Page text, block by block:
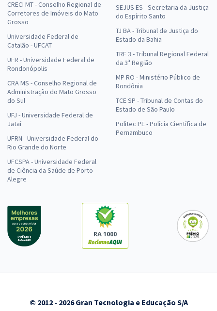
CRECI MT - Conselho Regional de
Corretores de Imóveis do Mato
Grosso
Universidade Federal de
Catalão - UFCAT
UFR - Universidade Federal de
Rondonópolis
CRA MS - Conselho Regional de
Administração do Mato Grosso
do Sul
UFJ - Universidade Federal de
Jataí
UFRN - Universidade Federal do
Rio Grande do Norte
UFCSPA - Universidade Federal
de Ciência da Saúde de Porto
Alegre
SEJUS ES - Secretaria da Justiça
do Espírito Santo
TJ BA - Tribunal de Justiça do
Estado da Bahia
TRF 3 - Tribunal Regional Federal
da 3ª Região
MP RO - Ministério Público de
Rondônia
TCE SP - Tribunal de Contas do
Estado de São Paulo
Politec PE - Polícia Científica de
Pernambuco
RA 1000
© 2012 - 2026 Gran Tecnologia e Educação S/A